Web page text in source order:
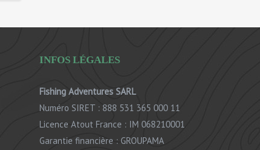
INFOS LÉGALES
Fishing Adventures SARL
Numéro SIRET : 888 531 365 000 11
Licence Atout France : IM 068210001
Garantie financière : GROUPAMA